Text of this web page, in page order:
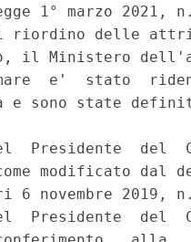
1° marzo 2021,
riordino delle
Ministero
e'  stato
e sono state
Presidente  del
modificato dal
6 novembre 2019,
Presidente  del